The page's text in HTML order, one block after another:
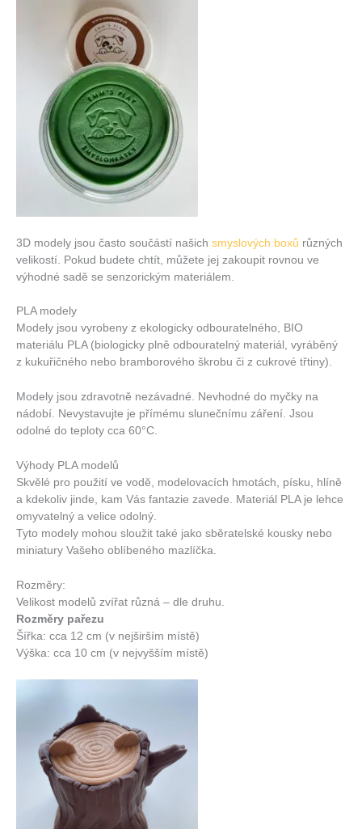
3D modely jsou často součástí našich smyslových boxů různých
velikostí. Pokud budete chtít, můžete jej zakoupit rovnou ve
výhodné sadě se senzorickým materiálem.
PLA modely
Modely jsou vyrobeny z ekologicky odbouratelného, BIO
materiálu PLA (biologicky plně odbouratelný materiál, vyráběný
z kukuřičného nebo bramborového škrobu či z cukrové třtiny).
Modely jsou zdravotně nezávadné. Nevhodné do myčky na
nádobí. Nevystavujte je přímému slunečnímu záření. Jsou
odolné do teploty cca 60°C.
Výhody PLA modelů
Skvělé pro použití ve vodě, modelovacích hmotách, písku, hlíně
a kdekoliv jinde, kam Vás fantazie zavede. Materiál PLA je lehce
omyvatelný a velice odolný.
Tyto modely mohou sloužit také jako sběratelské kousky nebo
miniatury Vašeho oblíbeného mazlíčka.
Rozměry:
Velikost modelů zvířat různá – dle druhu.
Rozměry pařezu
Šířka: cca 12 cm (v nejširším místě)
Výška: cca 10 cm (v nejvyšším místě)